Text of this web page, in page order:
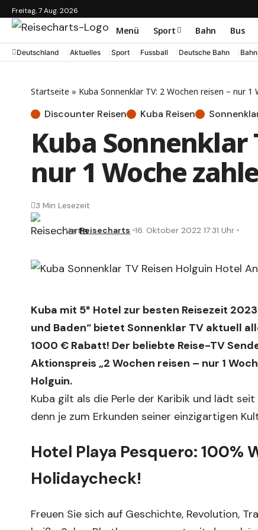
Freitag, 7 Aug. 2026
Menü Sport Bahn Bus
Deutschland Aktuelles Sport Fussball Deutsche Bahn Bahn
Startseite » Kuba Sonnenklar TV: 2 Wochen reisen – nur 1
Discounter Reisen Kuba Reisen
Kuba Sonnenklar
nur 1 Woche
VonReisecharts 16. Oktober 2022 17:31 Uhr
3 Min Lesezeit
Kuba mit 5* Hotel zur besten Reisezeit
und Baden“ bietet Sonnenklar TV aktuell
1000 € Rabatt! Der beliebte Reise-TV
Aktionspreis „2 Wochen reisen – nur 1
Holguin.
Kuba gilt als die Perle der Karibik und lädt
denn je zum Erkunden seiner einzigartigen
Hotel Playa Pesquero:
Holidaycheck!
Freuen Sie sich auf Geschichte, Revolution,